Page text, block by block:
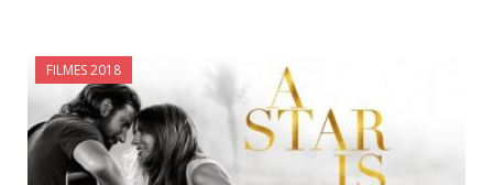
FILMES 2018